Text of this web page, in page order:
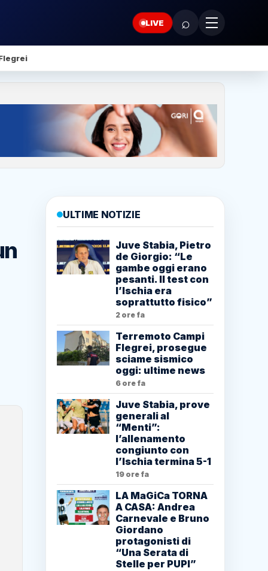
LIVE ⌕
ULTIME NOTIZIE
Juve Stabia, Pietro
de Giorgio: “Le
gambe oggi erano
pesanti. Il test con
l’Ischia era
soprattutto fisico”
2 ore fa
Terremoto Campi
Flegrei, prosegue
sciame sismico
oggi: ultime news
6 ore fa
Juve Stabia, prove
generali al
“Menti”:
l’allenamento
congiunto con
l’Ischia termina 5-1
19 ore fa
LA MaGiCa TORNA
A CASA: Andrea
Carnevale e Bruno
Giordano
protagonisti di
“Una Serata di
Stelle per PUPI”